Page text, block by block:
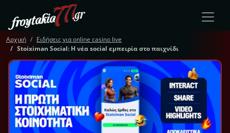
Αρχική
Ειδήσεις για online casino live
Stoiximan Social: Η νέα social εμπειρία στο παιχνίδι